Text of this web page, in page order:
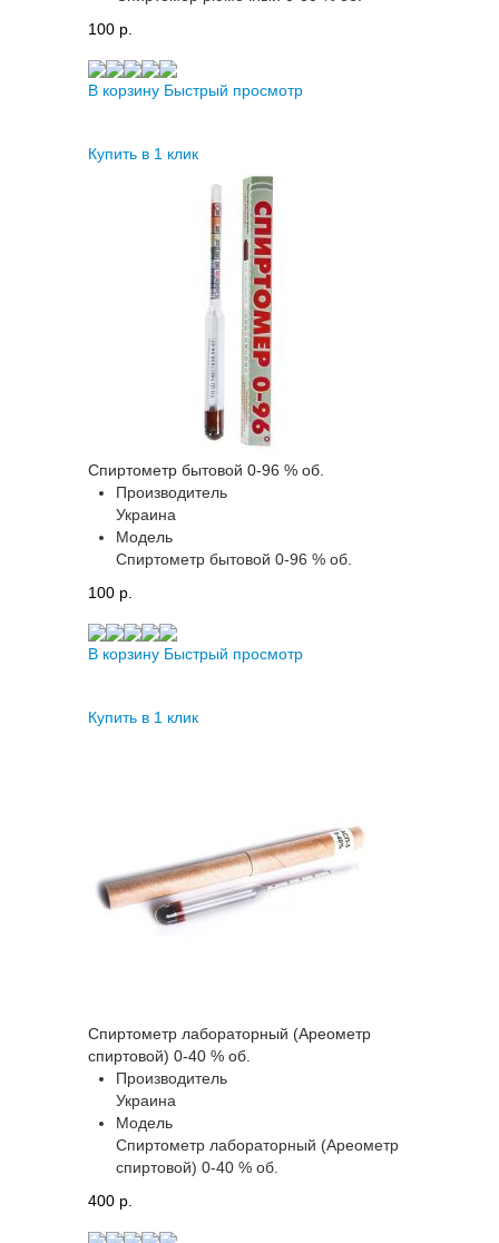
100 p.
В корзину Быстрый просмотр
Купить в 1 клик
Спиртометр бытовой 0-96 % об.
Производитель
Украина
Модель
Спиртометр бытовой 0-96 % об.
100 p.
В корзину Быстрый просмотр
Купить в 1 клик
Спиртометр лабораторный (Ареометр
спиртовой) 0-40 % об.
Производитель
Украина
Модель
Спиртометр лабораторный (Ареометр
спиртовой) 0-40 % об.
400 p.